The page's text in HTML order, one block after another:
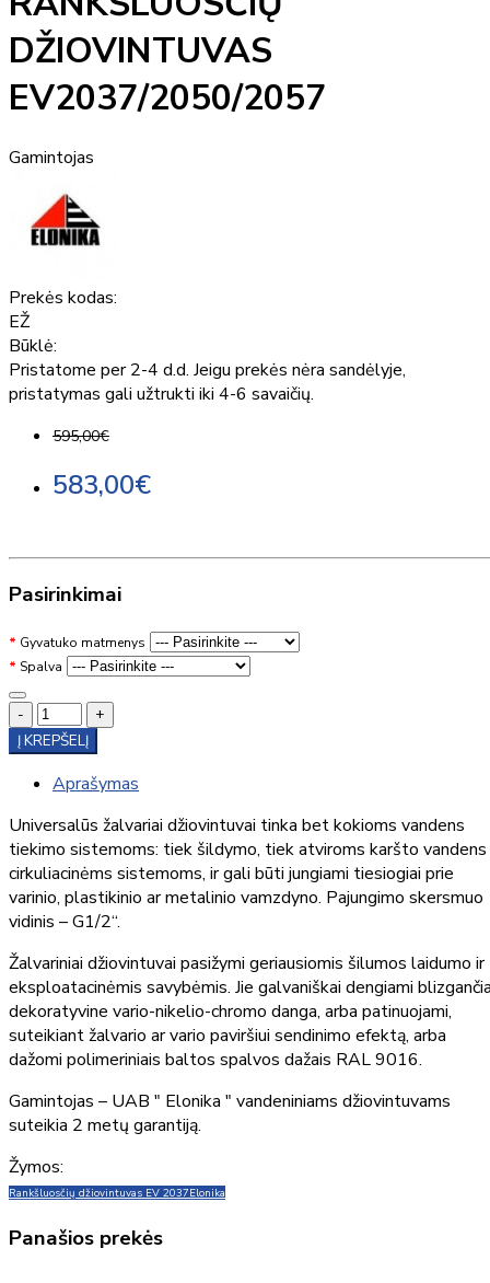
DŽIOVINTUVAS
EV2037/2050/2057
Gamintojas
Prekės kodas:
EŽ
Būklė:
Pristatome per 2-4 d.d. Jeigu prekės nėra sandėlyje,
pristatymas gali užtrukti iki 4-6 savaičių.
595,00€
583,00€
Pasirinkimai
Gyvatuko matmenys
Spalva
-
+
Į KREPŠELĮ
Aprašymas
Universalūs žalvariai džiovintuvai tinka bet kokioms vandens
tiekimo sistemoms: tiek šildymo, tiek atviroms karšto vandens
cirkuliacinėms sistemoms, ir gali būti jungiami tiesiogiai prie
varinio, plastikinio ar metalinio vamzdyno. Pajungimo skersmuo
vidinis – G1/2“.
Žalvariniai džiovintuvai pasižymi geriausiomis šilumos laidumo ir
eksploatacinėmis savybėmis. Jie galvaniškai dengiami
dekoratyvine vario-nikelio-chromo danga, arba patinuojami,
suteikiant žalvario ar vario paviršiui sendinimo efektą, arba
dažomi polimeriniais baltos spalvos dažais RAL 9016.
Gamintojas – UAB " Elonika " vandeniniams džiovintuvams
suteikia 2 metų garantiją.
Žymos:
Rankšluosčių džiovintuvas EV 2037Elonika
Panašios prekės